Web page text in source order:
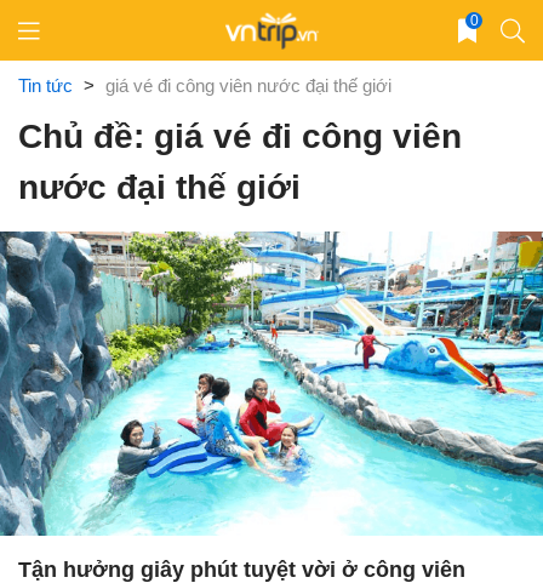
content
0
Tin tức > giá vé đi công viên nước đại thế giới
Chủ đề: giá vé đi công viên
nước đại thế giới
Tận hưởng giây phút tuyệt vời ở công viên